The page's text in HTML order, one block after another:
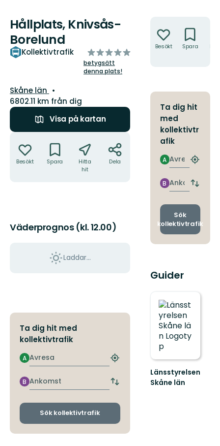
Hållplats, Knivsås-
Borelund
Kollektivtrafik
av
5
stjärnor
betygsätt
denna plats!
Län:
Skåne län
6802.11 km från dig
Visa på kartan
Besökt Spara
Hitta
hit
Dela
Väderprognos (kl. 12.00)
Laddar...
Ta dig hit med
kollektivtrafik
Avresa
A
Hitta
hållplats
Ankomst
B
Byt
och
Sök kollektivtrafik
Besökt Spara
Ta dig hit
med
kollektivtr
afik
Avresa
A
Hitta
Ankomst
B
Byt
och
Sök
kollektivtrafik
Guider
Länsstyrelsen
Skåne län